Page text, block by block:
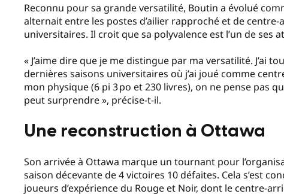
Reconnu pour sa grande versatilité, Boutin a évolué
alternait entre les postes d’ailier rapproché et de
universitaires. Il croit que sa polyvalence est l’un de ses
« J’aime dire que je me distingue par ma versatilité. J’ai
dernières saisons universitaires où j’ai joué comme
mon physique (6 pi 3po et 230 livres), on ne pense pas
peut surprendre», précise-t-il.
Une reconstruction à Ottawa
Son arrivée à Ottawa marque un tournant pour
saison décevante de 4 victoires 10 défaites. Cela s’est
joueurs d’expérience du Rouge et Noir, dont le centre-